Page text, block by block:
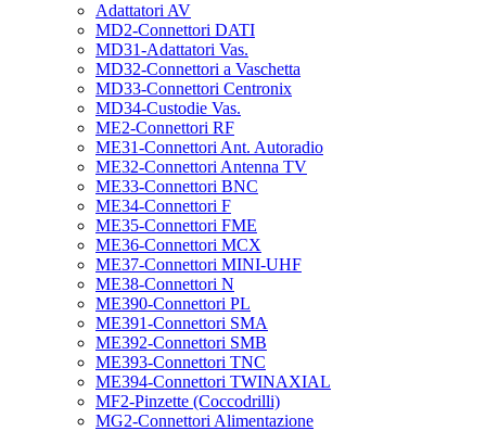
Adattatori AV
MD2-Connettori DATI
MD31-Adattatori Vas.
MD32-Connettori a Vaschetta
MD33-Connettori Centronix
MD34-Custodie Vas.
ME2-Connettori RF
ME31-Connettori Ant. Autoradio
ME32-Connettori Antenna TV
ME33-Connettori BNC
ME34-Connettori F
ME35-Connettori FME
ME36-Connettori MCX
ME37-Connettori MINI-UHF
ME38-Connettori N
ME390-Connettori PL
ME391-Connettori SMA
ME392-Connettori SMB
ME393-Connettori TNC
ME394-Connettori TWINAXIAL
MF2-Pinzette (Coccodrilli)
MG2-Connettori Alimentazione